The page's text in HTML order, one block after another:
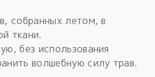
собранных летом, в
ткани.
без использования
волшебную силу трав.